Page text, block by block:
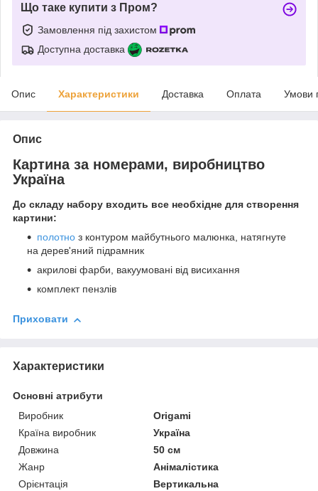
Що таке купити з Пром?
Замовлення під захистом
Доступна доставка
Опис Характеристики Доставка Оплата Умови
Опис
Картина за номерами, виробництво
Україна
До складу набору входить все необхідне для створення
картини:
полотно з контуром майбутнього малюнка, натягнуте
на дерев'яний підрамник
акрилові фарби, вакуумовані від висихання
комплект пензлів
Приховати
Характеристики
Основні атрибути
Виробник
Origami
Країна виробник
Україна
Довжина
50 см
Жанр
Анімалістика
Орієнтація
Вертикальна